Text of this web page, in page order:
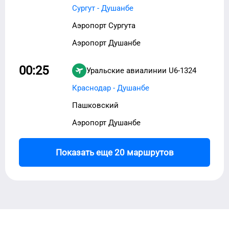
Сургут - Душанбе
Аэропорт Сургута
Аэропорт Душанбе
00:25 Уральские авиалинии U6-1324
Краснодар - Душанбе
Пашковский
Аэропорт Душанбе
Показать еще 20 маршрутов